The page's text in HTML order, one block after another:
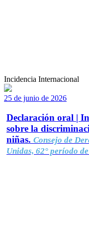
Incidencia Internacional
25 de junio de 2026
Declaración oral |
sobre la
niñas. Consejo de
Unidas, 62° período